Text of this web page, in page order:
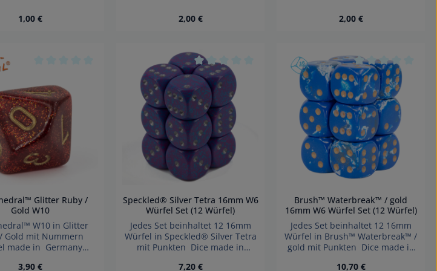
geeignet
Regulärer Preis:
1,00 €
Anzahl: Gib den gewünschten Wert ein oder benutze die
für Kinder unter 3 Jahren
Regulärer Preis:
2,00 €
Produkt Anzahl: Gib den gewünschten
für Kinder unter 3 Jahren
Regulärer Preis:
2,00 €
Produkt Anzahl: Gib
0 von 5 Sternen
Durchschnittliche Bewertung von 0 von 5 Sternen
Glitter Ruby /
Gold W10
W10 in Glitter
Gold mit Nummern
made in Germany
Regulärer Preis:
3,90 €
Durchschnittliche Bewertung von 0 von 5 Sternen
Speckled® Silver Tetra 16mm W6
Würfel Set (12 Würfel)
Jedes Set beinhaltet 12 16mm
Würfel in Speckled® Silver Tetra
mit Punkten Dice made in
Regulärer Preis:
7,20 €
Durchschnittliche
Brush™ Waterbreak™ / gold
16mm W6 Würfel Set (12 Würfel)
Jedes Set beinhaltet 12 16mm
Würfel in Brush™ Waterbreak™ /
gold mit Punkten Dice made in
Regulärer Preis:
10,70 €